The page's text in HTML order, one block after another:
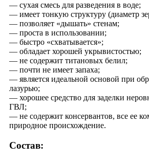
— сухая смесь для разведения в воде;
— имеет тонкую структуру (диаметр
— позволяет «дышать» стенам;
— проста в использовании;
— быстро «схватывается»;
— обладает хорошей укрывистостью;
— не содержит титановых белил;
— почти не имеет запаха;
— является идеальной основой при
лазурью;
— хорошее средство для заделки
ГВЛ;
— не содержит консервантов, все ее
природное происхождение.
Состав: